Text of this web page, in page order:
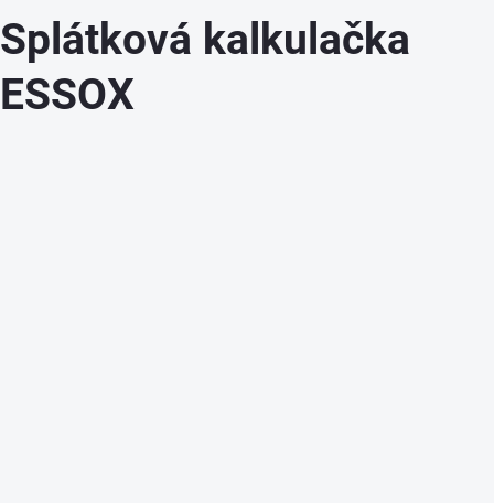
Splátková kalkulačka
ESSOX